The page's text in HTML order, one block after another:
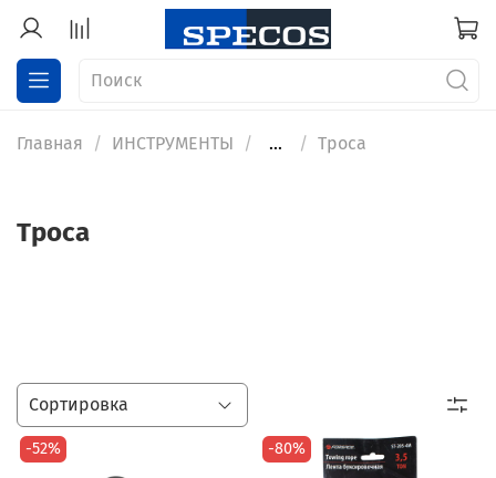
Главная ИНСТРУМЕНТЫ ... Троса
Троса
-52% -80%